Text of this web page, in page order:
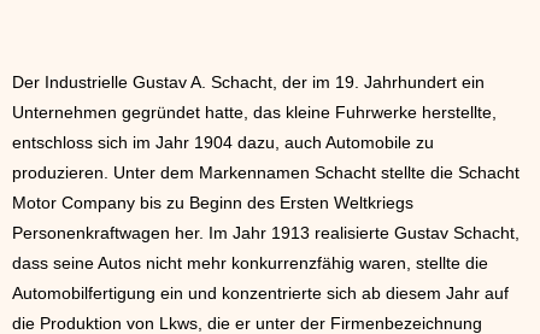
Der Industrielle Gustav A. Schacht, der im 19. Jahrhundert ein
Unternehmen gegründet hatte, das kleine Fuhrwerke herstellte,
entschloss sich im Jahr 1904 dazu, auch Automobile zu
produzieren. Unter dem Markennamen Schacht stellte die Schacht
Motor Company bis zu Beginn des Ersten Weltkriegs
Personenkraftwagen her. Im Jahr 1913 realisierte Gustav Schacht,
dass seine Autos nicht mehr konkurrenzfähig waren, stellte die
Automobilfertigung ein und konzentrierte sich ab diesem Jahr auf
die Produktion von Lkws, die er unter der Firmenbezeichnung